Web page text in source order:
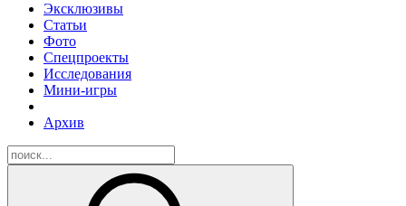
Эксклюзивы
Статьи
Фото
Спецпроекты
Исследования
Мини-игры
Архив